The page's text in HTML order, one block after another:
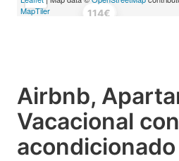
123€
114€
MapTiler
Airbnb,
Vacacional